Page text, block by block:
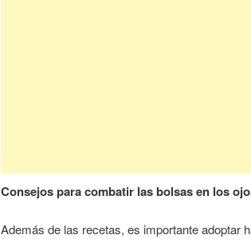
Consejos para combatir las bolsas en los
Además de las recetas, es importante adoptar